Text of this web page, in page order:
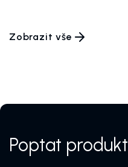
Zobrazit vše
Poptat produkt